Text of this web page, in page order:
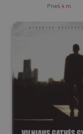
Prieš 4 m.